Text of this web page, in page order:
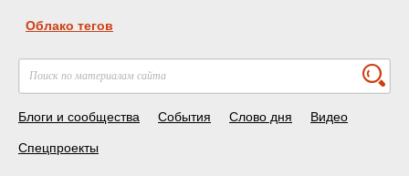
Облако тегов
Блоги и сообщества События Слово дня Видео
Спецпроекты